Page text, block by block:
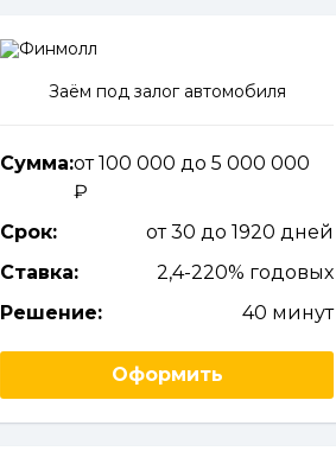
Заём под залог автомобиля
Сумма:от 100 000 до 5 000 000
Срок:
от 30 до 1920 дней
Ставка:
2,4-220% годовых
Решение:
40 минут
Оформить